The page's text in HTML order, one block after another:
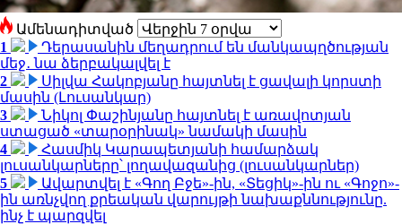
Ամենադիտված
1
Դերասանին մեղադրում են մանկապղծության
մեջ․ նա ձերբակալվել է
2
Սիլվա Հակոբյանը հայտնել է ցավալի կորստի
մասին (Լուսանկար)
3
Նիկոլ Փաշինյանը հայտնել է առավոտյան
ստացած «տարօրինակ» նամակի մասին
4
Հասմիկ Կարապետյանի համարձակ
լուսանկարները՝ լողավազանից (լուսանկարներ)
5
Ավարտվել է «Գող Բջե»-ին, «Տեցիկ»-ին ու «Գոջո»-
ին առնչվող քրեական վարույթի նախաքննությունը.
ինչ է պարզվել